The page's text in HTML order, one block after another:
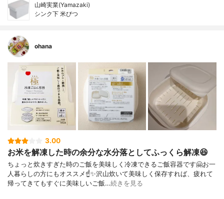
山崎実業(Yamazaki)
シンク下 米びつ
ohana
3.00
お米を解凍した時の余分な水分落としてふっくら解凍😆
ちょっと炊きすぎた時のご飯を美味しく冷凍できるご飯容器です🤗お一
人暮らしの方にもオススメ☝️✨沢山炊いて美味しく保存すれば、疲れて
帰ってきてもすぐに美味しいご飯…続きを見る